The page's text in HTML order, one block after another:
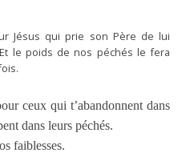
Jésus qui prie son Père de lui
le poids de nos péchés le fera
ceux qui t’abandonnent dans
dans leurs péchés.
faiblesses.